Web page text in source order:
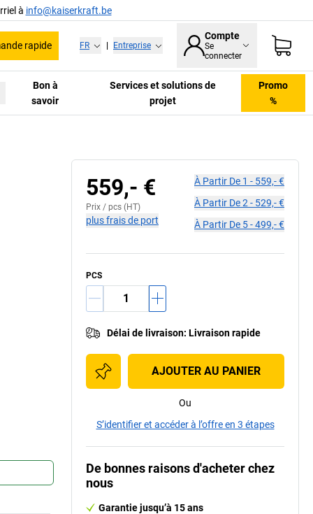
à info@kaiserkraft.be
rapide FR Entreprise
Compte
Se
connecter
Bon à
savoir
Services et solutions de
projet
Promo
%
559,- €
Prix / pcs (HT)
plus frais de port
À Partir De 1 - 559,- €
À Partir De2 - 529,- €
À Partir De 5-499,- €
PCS
Délai de livraison: Livraison rapide
AJOUTER AU PANIER
Ou
S’identifier et accéder à l’offre en 3 étapes
De bonnes raisons d'acheter chez
nous
Garantie jusqu’à 15 ans